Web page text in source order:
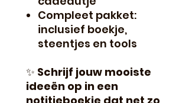
Compleet pakket:
inclusief boekje,
steentjes en tools
✨ Schrijf jouw mooiste
ideeën op in een